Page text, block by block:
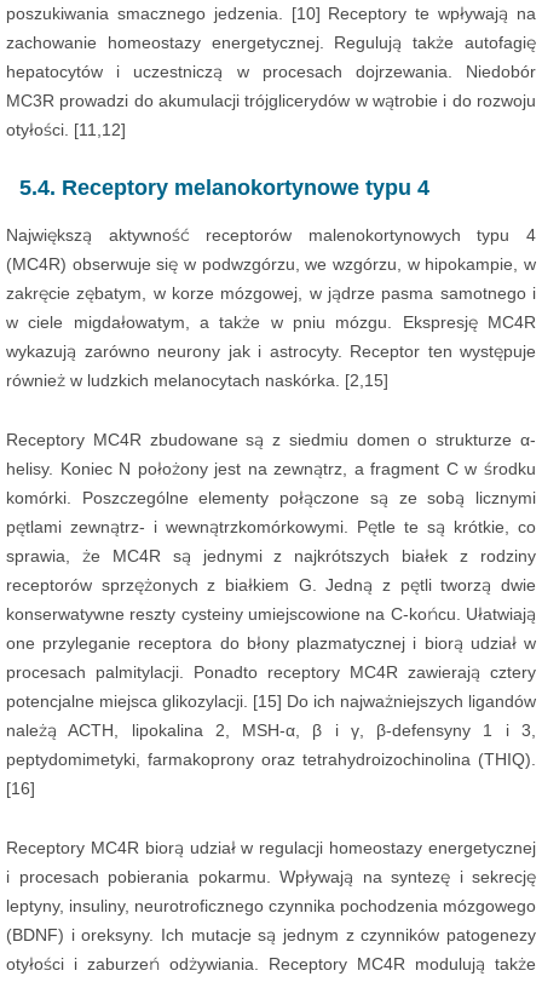
poszukiwania smacznego jedzenia. [10] Receptory te wpływają na
zachowanie homeostazy energetycznej. Regulują także autofagię
hepatocytów i uczestniczą w procesach dojrzewania. Niedobór
MC3R prowadzi do akumulacji trójglicerydów w wątrobie i do rozwoju
otyłości. [11,12]
5.4. Receptory melanokortynowe typu 4
Największą aktywność receptorów malenokortynowych typu 4
(MC4R) obserwuje się w podwzgórzu, we wzgórzu, w hipokampie, w
zakręcie zębatym, w korze mózgowej, w jądrze pasma samotnego i
w ciele migdałowatym, a także w pniu mózgu. Ekspresję MC4R
wykazują zarówno neurony jak i astrocyty. Receptor ten występuje
również w ludzkich melanocytach naskórka. [2,15]
Receptory MC4R zbudowane są z siedmiu domen o strukturze α-
helisy. Koniec N położony jest na zewnątrz, a fragment C w środku
komórki. Poszczególne elementy połączone są ze sobą licznymi
pętlami zewnątrz- i wewnątrzkomórkowymi. Pętle te są krótkie, co
sprawia, że ​​MC4R są jednymi z najkrótszych białek z rodziny
receptorów sprzężonych z białkiem G. Jedną z pętli tworzą dwie
konserwatywne reszty cysteiny umiejscowione na C-końcu. Ułatwiają
one przyleganie receptora do błony plazmatycznej i biorą udział w
procesach palmitylacji. Ponadto receptory MC4R zawierają cztery
potencjalne miejsca glikozylacji. [15] Do ich najważniejszych ligandów
należą ACTH, lipokalina 2, MSH-α, β i γ, β-defensyny 1 i 3,
peptydomimetyki, farmakoprony oraz tetrahydroizochinolina (THIQ).
[16]
Receptory MC4R biorą udział w regulacji homeostazy energetycznej
i procesach pobierania pokarmu. Wpływają na syntezę i sekrecję
leptyny, insuliny, neurotroficznego czynnika pochodzenia mózgowego
(BDNF) i oreksyny. Ich mutacje są jednym z czynników patogenezy
otyłości i zaburzeń odżywiania. Receptory MC4R modulują także